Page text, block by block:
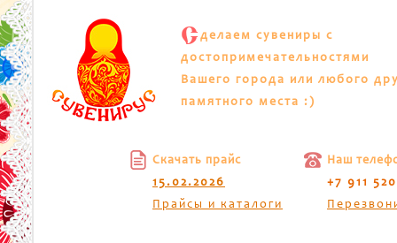
С делаем сувениры с
достопримечательностями
Вашего города или любого
памятного места :)
Скачать прайс
15.02.2026
Прайсы и каталоги
Наш
+7 911